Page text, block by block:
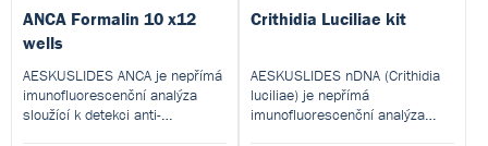
ANCA Formalin 10 x12
wells
AESKUSLIDES ANCA je nepřímá
imunofluorescenční analýza
sloužící k detekci anti-
Crithidia Luciliae kit
AESKUSLIDES nDNA (Crithidia
luciliae) je nepřímá
imunofluorescenční analýza